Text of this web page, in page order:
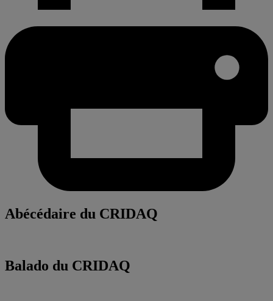
Abécédaire du CRIDAQ
Balado du CRIDAQ